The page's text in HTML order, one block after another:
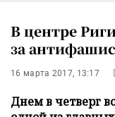
В центре
за
16 марта 2017, 13:17
Днем в четверг